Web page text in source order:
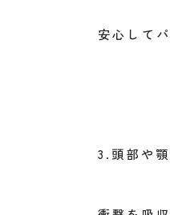
安心して
3. 頭部や